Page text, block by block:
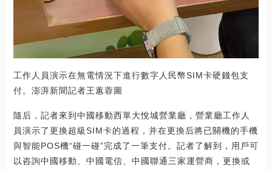
工作人員演示在無電情況下進行數字人民幣SIM卡硬錢包支
付。澎湃新聞記者王蕙蓉圖
隨后，記者來到中國移動西單大悅城營業廳，營業廳工作人
員演示了更換超級SIM卡的過程，并在更換后將已關機的手機
與智能POS機“碰一碰”完成了一筆支付。記者了解到，用戶可
以咨詢中國移動、中國電信、中國聯通三家運營商，更換或